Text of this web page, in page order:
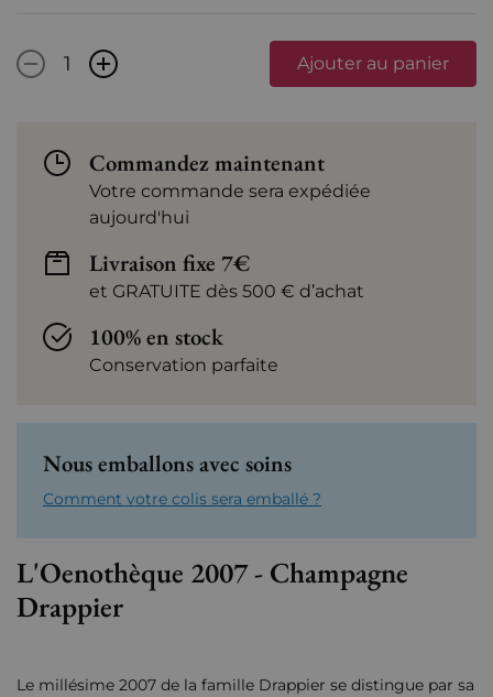
- + Ajouter au panier
Commandez maintenant
Votre commande sera expédiée
aujourd'hui
Livraison fixe 7€
et GRATUITE dès 500 € d’achat
100% en stock
Conservation parfaite
Nous emballons avec soins
Comment votre colis sera emballé ?
L'Oenothèque 2007 - Champagne
Drappier
Le millésime 2007 de la famille Drappier se distingue par sa